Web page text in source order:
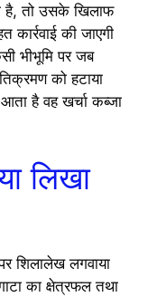
है, तो उसके खिलाफ
कार्रवाई की जाएगी
भीभूमि पर जब
को हटाया
है वह खर्चा कब्जा
लिखा
शिलालेख लगवाया
का क्षेत्रफल तथा